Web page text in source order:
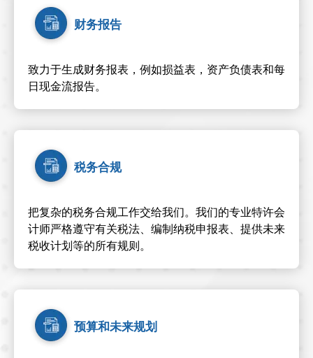
财务报告
致力于生成财务报表，例如损益表，资产负债表和每
日现金流报告。
税务合规
把复杂的税务合规工作交给我们。我们的专业特许会
计师严格遵守有关税法、编制纳税申报表、提供未来
税收计划等的所有规则。
预算和未来规划